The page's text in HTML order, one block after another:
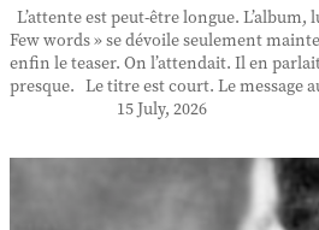
L’attente est peut-être longue.
Few words » se dévoile seulement
enfin le teaser. On l’attendait. Il en
presque. Le titre est court. Le message
15 July, 2026